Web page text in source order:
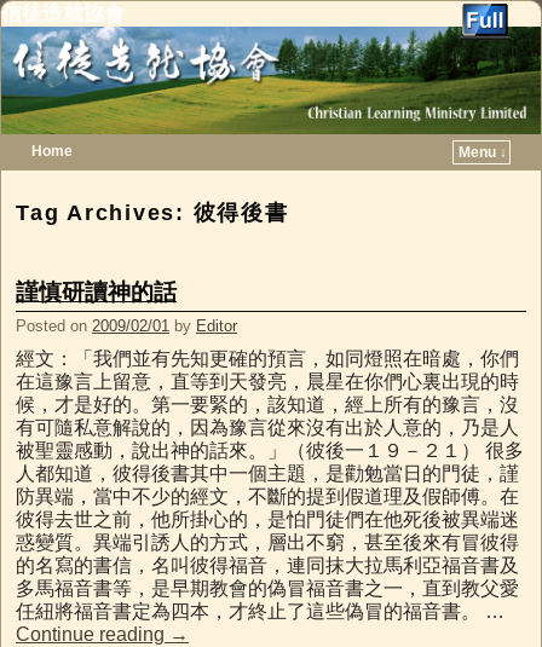
信徒造就協會
Home
Menu ↓
Tag Archives: 彼得後書
謹慎研讀神的話
Posted on 2009/02/01 by Editor
經文：「我們並有先知更確的預言，如同燈照在暗處，你們
在這豫言上留意，直等到天發亮，晨星在你們心裏出現的時
候，才是好的。第一要緊的，該知道，經上所有的豫言，沒
有可隨私意解說的，因為豫言從來沒有出於人意的，乃是人
被聖靈感動，說出神的話來。」（彼後一１９－２１） 很多
人都知道，彼得後書其中一個主題，是勸勉當日的門徒，謹
防異端，當中不少的經文，不斷的提到假道理及假師傅。在
彼得去世之前，他所掛心的，是怕門徒們在他死後被異端迷
惑變質。異端引誘人的方式，層出不窮，甚至後來有冒彼得
的名寫的書信，名叫彼得福音，連同抹大拉馬利亞福音書及
多馬福音書等，是早期教會的偽冒福音書之一，直到教父愛
任紐將福音書定為四本，才終止了這些偽冒的福音書。 …
Continue reading →